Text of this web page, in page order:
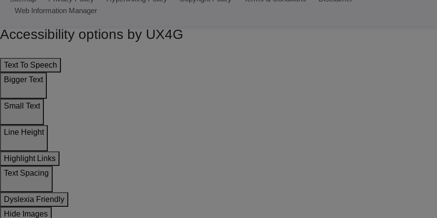
Web Information Manager
Accessibility options by UX4G
Text To Speech
Bigger Text
Small Text
Line Height
Highlight Links
Text Spacing
Dyslexia Friendly
Hide Images